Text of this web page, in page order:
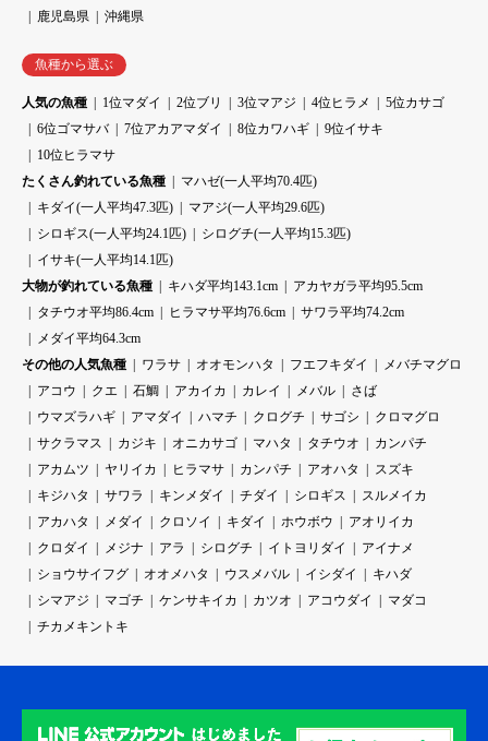
鹿児島県
沖縄県
魚種から選ぶ
人気の魚種 1位マダイ 2位ブリ 3位マアジ 4位ヒラメ
5位カサゴ
6位ゴマサバ
7位アカアマダイ 8位カワハギ
9位イサキ
10位ヒラマサ
たくさん釣れている魚種
マハゼ(一人平均70.4匹)
キダイ(一人平均47.3匹)
マアジ(一人平均29.6匹)
シロギス(一人平均24.1匹)
シログチ(一人平均15.3匹)
イサキ(一人平均14.1匹)
大物が釣れている魚種
キハダ平均143.1cm
アカヤガラ平均95.5cm
タチウオ平均86.4cm
ヒラマサ平均76.6cm
サワラ平均74.2cm
メダイ平均64.3cm
その他の人気魚種
ワラサ オオモンハタ フエフキダイ
メバチマグロ
アコウ
クエ 石鯛 アカイカ カレイ メバル
さば
ウマズラハギ
アマダイ ハマチ クログチ サゴシ
クロマグロ
サクラマス
カジキ オニカサゴ マハタ タチウオ
カンパチ
アカムツ
ヤリイカ ヒラマサ カンパチ アオハタ
スズキ
キジハタ
サワラ キンメダイ チダイ シロギス
スルメイカ
アカハタ
メダイ クロソイ キダイ ホウボウ
アオリイカ
クロダイ
メジナ アラ シログチ イトヨリダイ
アイナメ
ショウサイフグ
オオメハタ ウスメバル イシダイ
キハダ
シマアジ
マゴチ ケンサキイカ カツオ アコウダイ
マダコ
チカメキントキ